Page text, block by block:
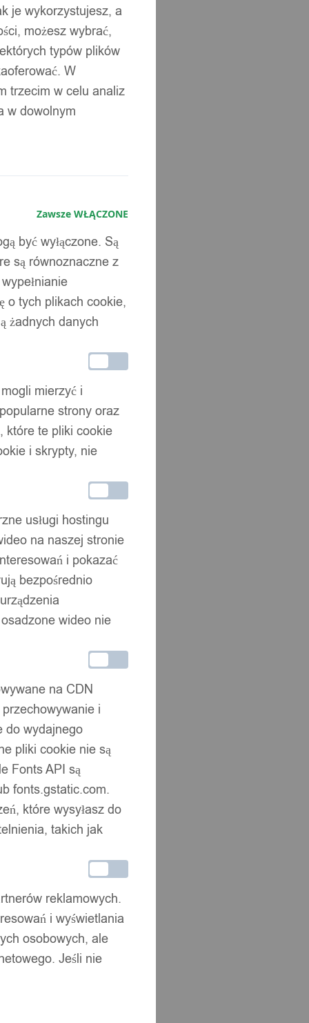
je wykorzystujesz, a
możesz wybrać,
typów plików
W
trzecim w celu analiz
w dowolnym
Zawsze WŁĄCZONE
być wyłączone. Są
są równoznaczne z
o tych plikach cookie,
żadnych danych
mierzyć i
strony oraz
które te pliki cookie
i skrypty, nie
usługi hostingu
na naszej stronie
i pokazać
bezpośrednio
wideo nie
na CDN
i
do wydajnego
pliki cookie nie są
Fonts API są
fonts.gstatic.com.
które wysyłasz do
takich jak
reklamowych.
i wyświetlania
osobowych, ale
Jeśli nie